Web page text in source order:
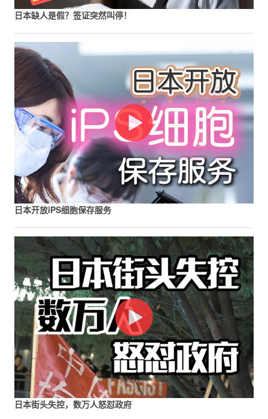
日本缺人是假？签证突然叫停！
日本开放iPS细胞保存服务
日本街头失控，数万人怒怼政府